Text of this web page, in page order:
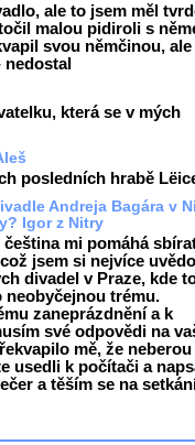
ale to jsem měl
malou pidiroli s
svou němčinou,
která se v mých
posledních hrabě
Andreja Bagára v
Igor z Nitry
mi pomáhá
jsem si nejvíce
divadel v Praze, kde
neobyčejnou trému.
zaneprázdnění a k
své odpovědi na
mě, že neberou
usedli k počítači a
a těším se na